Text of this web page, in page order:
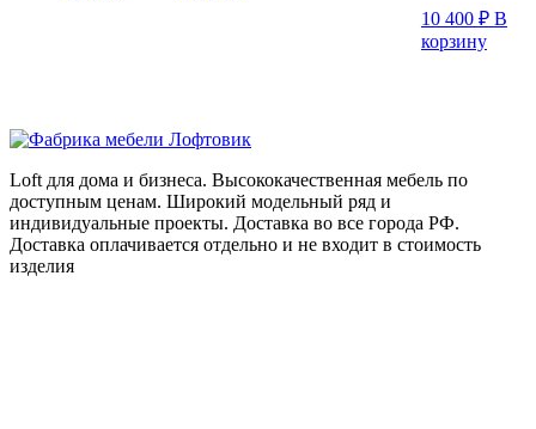
10 400 ₽ В
корзину
Loft для дома и бизнеса. Высококачественная мебель по
доступным ценам. Широкий модельный ряд и
индивидуальные проекты. Доставка во все города РФ.
Доставка оплачивается отдельно и не входит в стоимость
изделия